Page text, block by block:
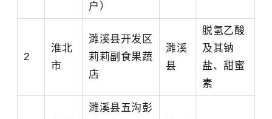
户）
2
淮北
市
濉溪县开发区
莉莉副食果蔬
店
濉溪
县
脱氢乙酸
及其钠
盐、甜蜜
素
濉溪县五沟彭